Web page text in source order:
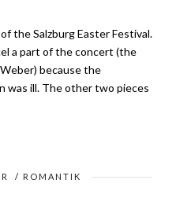
the Salzburg Easter Festival.
a part of the concert (the
because the
was ill. The other two pieces
/ ROMANTIK